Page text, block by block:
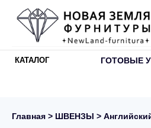
КАТАЛОГ ГОТОВЫЕ
Главная > ШВЕНЗЫ >